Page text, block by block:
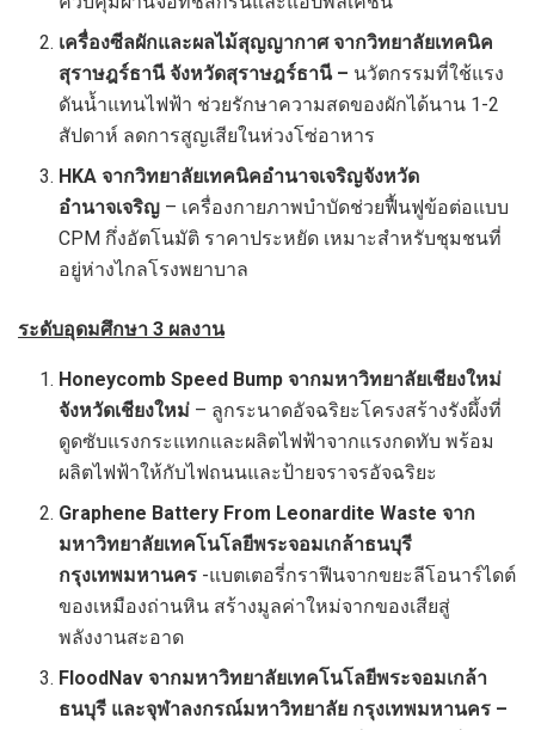
เครื่องซีลผักและผลไม้สุญญากาศ จากวิทยาลัยเทคนิค
สุราษฎร์ธานี จังหวัดสุราษฎร์ธานี – นวัตกรรมที่ใช้แรง
ดันน้ำแทนไฟฟ้า ช่วยรักษาความสดของผักได้นาน 1-2
สัปดาห์ ลดการสูญเสียในห่วงโซ่อาหาร
HKA จากวิทยาลัยเทคนิคอำนาจเจริญจังหวัด
อำนาจเจริญ – เครื่องกายภาพบำบัดช่วยฟื้นฟูข้อต่อแบบ
CPM กึ่งอัตโนมัติ ราคาประหยัด เหมาะสำหรับชุมชนที่
อยู่ห่างไกลโรงพยาบาล
ระดับอุดมศึกษา 3 ผลงาน
Honeycomb Speed Bump จากมหาวิทยาลัยเชียงใหม่
จังหวัดเชียงใหม่ – ลูกระนาดอัจฉริยะโครงสร้างรังผึ้งที่
ดูดซับแรงกระแทกและผลิตไฟฟ้าจากแรงกดทับ พร้อม
ผลิตไฟฟ้าให้กับไฟถนนและป้ายจราจรอัจฉริยะ
Graphene Battery From Leonardite Waste จาก
มหาวิทยาลัยเทคโนโลยีพระจอมเกล้าธนบุรี
กรุงเทพมหานคร -แบตเตอรี่กราฟีนจากขยะลีโอนาร์ไดต์
ของเหมืองถ่านหิน สร้างมูลค่าใหม่จากของเสียสู่
พลังงานสะอาด
FloodNav จากมหาวิทยาลัยเทคโนโลยีพระจอมเกล้า
ธนบุรี และจุฬาลงกรณ์มหาวิทยาลัย กรุงเทพมหานคร –